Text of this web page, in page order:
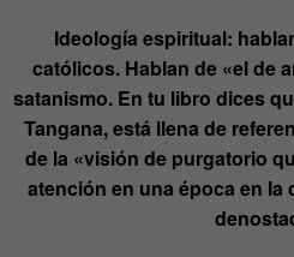
Ideología espiritual:
católicos. Hablan de «el de
satanismo. En tu libro dices
Tangana, está llena de
de la «visión de purgatorio
atención en una época en la